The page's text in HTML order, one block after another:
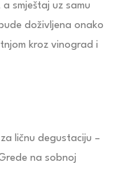
smještaj uz samu
doživljena onako
kroz vinograd i
ličnu degustaciju –
na sobnoj